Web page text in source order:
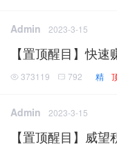
Admin 2023-3-15
【置顶醒目】快
373119 792 精
Admin 2023-3-15
【置顶醒目】威